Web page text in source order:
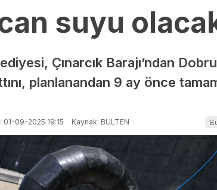
suyu
Çınarcık Barajı’ndan
planlanandan 9 ay önce
01-09-2025 19:15 Kaynak: BULTEN